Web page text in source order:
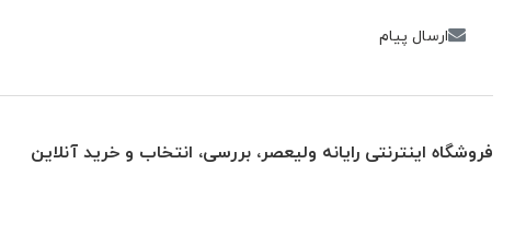
ارسال پیام
فروشگاه اینترنتی رایانه ولیعصر، بررسی، انتخاب و خرید آنلاین